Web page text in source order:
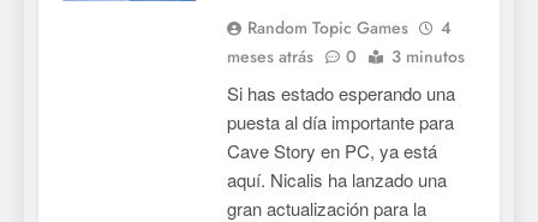
Random Topic Games
4
meses atrás
0 3 minutos
Si has estado esperando una
puesta al día importante para
Cave Story en PC, ya está
aquí. Nicalis ha lanzado una
gran actualización para la
lanza demo gratuita y abre
reservas
NOTICIAS DE VIDEOJUEGOS
No Rest for the Wicked
confirma su versión 1.0 para
octubre en PS5 y PC
NOTICIAS DE VIDEOJUEGOS